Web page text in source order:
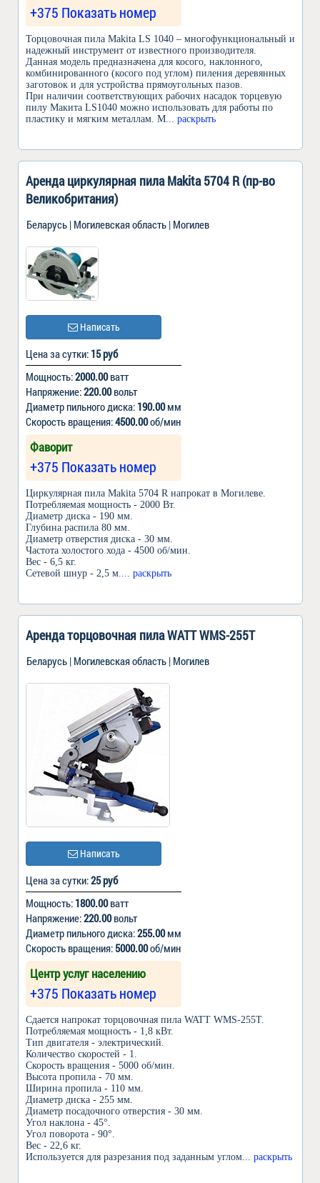
+375 Показать номер
Торцовочная пила Makita LS 1040 – многофункциональный и
надежный инструмент от известного производителя.
Данная модель предназначена для косого, наклонного,
комбинированного (косого под углом) пиления деревянных
заготовок и для устройства прямоугольных пазов.
При наличии соответствующих рабочих насадок торцевую
пилу Макита LS1040 можно использовать для работы по
пластику и мягким металлам. М ... раскрыть
Аренда циркулярная пила Makita 5704 R (пр-во
Великобритания)
Беларусь | Могилевская область | Могилев
Написать
Цена за сутки: 15 руб
Мощность:2000.00ватт
Напряжение:220.00вольт
Диаметр пильного диска: 190.00мм
Скорость вращения:4500.00об/мин
Фаворит
+375 Показать номер
Циркулярная пила Makita 5704 R напрокат в Могилеве.
Потребляемая мощность - 2000 Вт.
Диаметр диска - 190 мм.
Глубина распила 80 мм.
Диаметр отверстия диска - 30 мм.
Частота холостого хода - 4500 об/мин.
Вес - 6,5 кг.
Сетевой шнур - 2,5 м.
... раскрыть
Аренда торцовочная пила WATT WMS-255T
Беларусь | Могилевская область | Могилев
Написать
Цена за сутки:25 руб
Мощность: 1800.00ватт
Напряжение:220.00вольт
Диаметр пильного диска:255.00мм
Скорость вращения: 5000.00об/мин
Центр услуг населению
+375 Показать номер
Сдается напрокат торцовочная пила WATT WMS-255T.
Потребляемая мощность - 1,8 кВт.
Тип двигателя - электрический.
Количество скоростей - 1.
Скорость вращения - 5000 об/мин.
Высота пропила - 70 мм.
Ширина пропила - 110 мм.
Диаметр диска - 255 мм.
Диаметр посадочного отверстия - 30 мм.
Угол наклона - 45°.
Угол поворота - 90°.
Вес - 22,6 кг.
Используется для разрезания под заданным углом ... раскрыть